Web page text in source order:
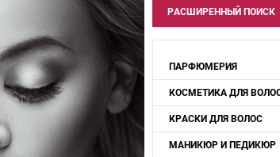
РАСШИРЕННЫЙ ПОИСК
ПАРФЮМЕРИЯ
КОСМЕТИКА ДЛЯ
КРАСКИ ДЛЯ ВОЛОС
МАНИКЮР И ПЕДИКЮР